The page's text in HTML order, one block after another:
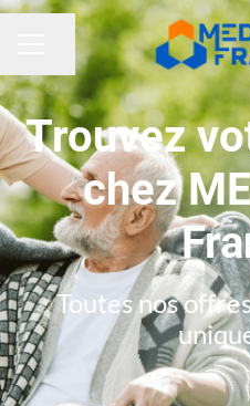
MENU CARRIÈRE
Partager la page
Trouvez
chez
Toutes nos